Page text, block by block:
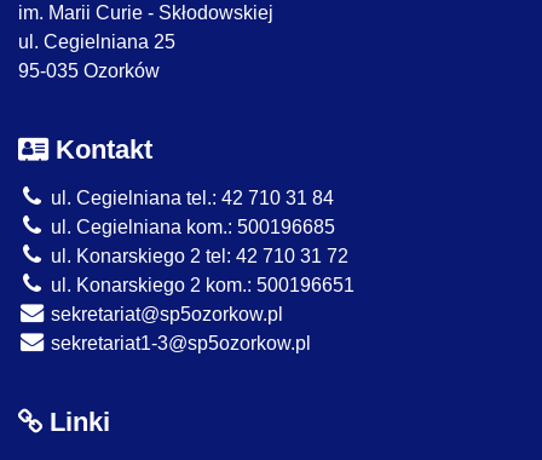
im. Marii Curie - Skłodowskiej
ul. Cegielniana 25
95-035 Ozorków
Kontakt
ul. Cegielniana tel.: 42 710 31 84
ul. Cegielniana kom.: 500196685
ul. Konarskiego 2 tel: 42 710 31 72
ul. Konarskiego 2 kom.: 500196651
sekretariat@sp5ozorkow.pl
sekretariat1-3@sp5ozorkow.pl
Linki